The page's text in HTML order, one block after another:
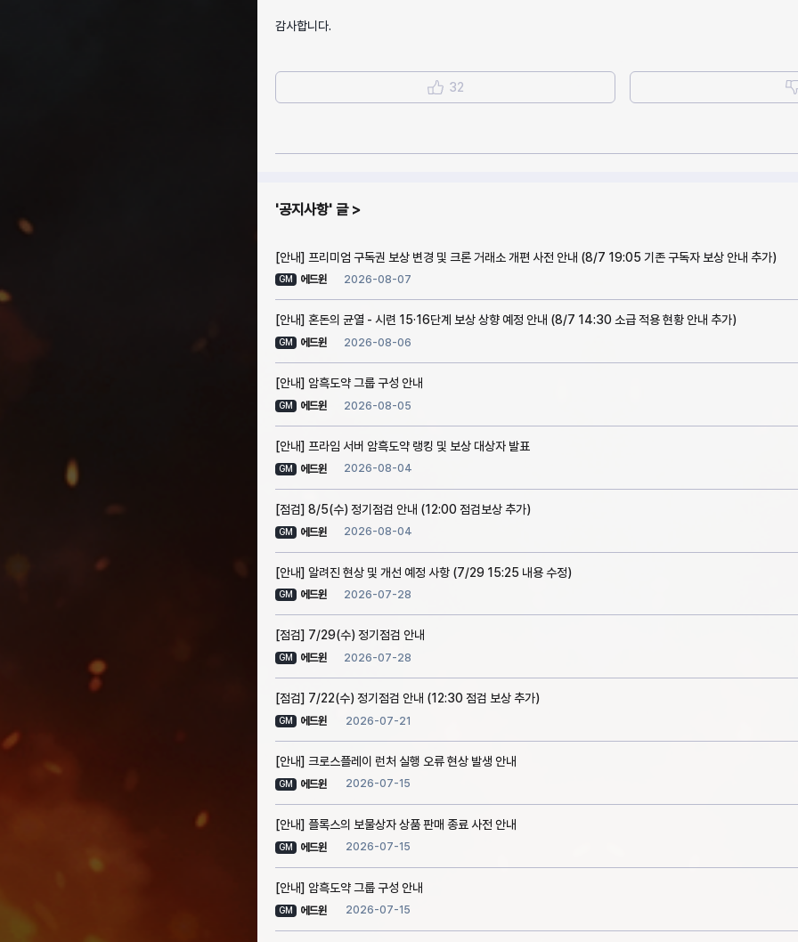
감사합니다.
32
공지사항 글
[안내] 프리미엄 구독권 보상 변경 및 크론 거래소 개편 사전 안내 (8/7 19:05 기존 구독자 보상 안내 추가)
GM 에드윈 2026-08-07
[안내] 혼돈의 균열 - 시련 15·16단계 보상 상향 예정 안내 (8/7 14:30 소급 적용 현황 안내 추가)
GM 에드윈 2026-08-06
[안내] 암흑도약 그룹 구성 안내
GM 에드윈 2026-08-05
[안내] 프라임 서버 암흑도약 랭킹 및 보상 대상자 발표
GM 에드윈 2026-08-04
[점검] 8/5(수) 정기점검 안내 (12:00 점검보상 추가)
GM 에드윈 2026-08-04
[안내] 알려진 현상 및 개선 예정 사항 (7/29 15:25 내용 수정)
GM 에드윈 2026-07-28
[점검] 7/29(수) 정기점검 안내
GM 에드윈 2026-07-28
[점검] 7/22(수) 정기점검 안내 (12:30 점검 보상 추가)
GM 에드윈 2026-07-21
[안내] 크로스플레이 런처 실행 오류 현상 발생 안내
GM 에드윈 2026-07-15
[안내] 플록스의 보물상자 상품 판매 종료 사전 안내
GM 에드윈 2026-07-15
[안내] 암흑도약 그룹 구성 안내
GM 에드윈 2026-07-15